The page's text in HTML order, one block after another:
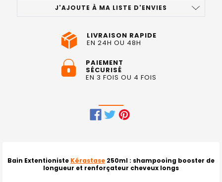
J'AJOUTE À MA LISTE D'ENVIES
LIVRAISON RAPIDE
EN 24H OU 48H
PAIEMENT
SÉCURISÉ
EN 3 FOIS OU 4 FOIS
ENSEMBLE
Bain Extentioniste Kérastase 250ml : shampooing booster de
longueur et renforçateur cheveux longs